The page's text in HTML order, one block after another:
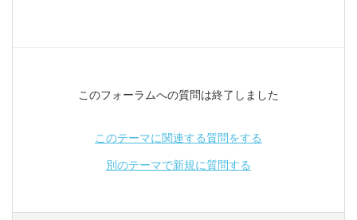
このフォーラムへの質問は終了しました
このテーマに関連する質問をする
別のテーマで新規に質問する